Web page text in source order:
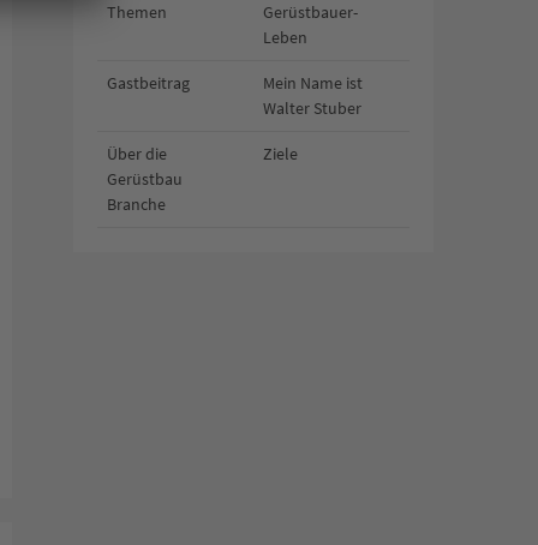
Themen
Gerüstbauer-
Leben
Gastbeitrag
Mein Name ist
Walter Stuber
Über die
Gerüstbau
Branche
Ziele